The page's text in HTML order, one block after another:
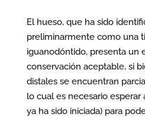
El hueso, que ha sido
preliminarmente como una
iguanodóntido, presenta un
conservación aceptable, si
distales se encuentran
lo cual es necesario esperar
ya ha sido iniciada) para